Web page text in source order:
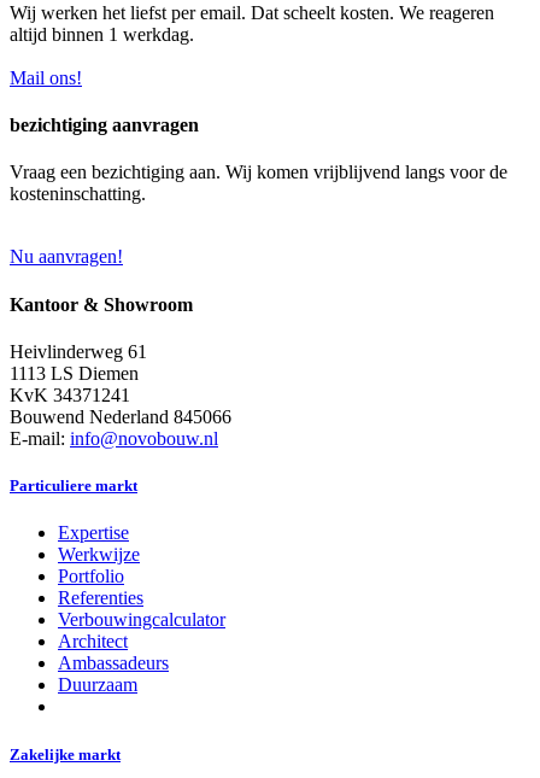
Wij werken het liefst per email. Dat scheelt kosten. We reageren
altijd binnen 1 werkdag.
Mail ons!
bezichtiging aanvragen
Vraag een bezichtiging aan. Wij komen vrijblijvend langs voor de
kosteninschatting.
Nu aanvragen!
Kantoor & Showroom
Heivlinderweg 61
1113 LS Diemen
KvK 34371241
Bouwend Nederland 845066
E-mail: info@novobouw.nl
Particuliere markt
Expertise
Werkwijze
Portfolio
Referenties
Verbouwingcalculator
Architect
Ambassadeurs
Duurzaam
Zakelijke markt